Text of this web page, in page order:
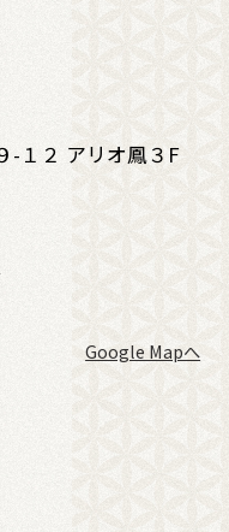
-１２ アリオ鳳３F
Google Mapへ